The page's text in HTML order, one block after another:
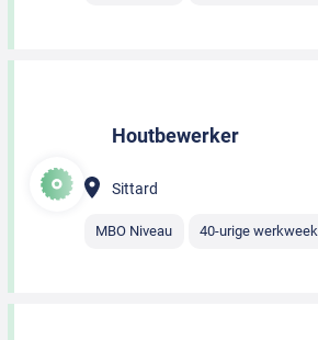
Houtbewerker
Sittard
MBO Niveau 40-urige werkweek